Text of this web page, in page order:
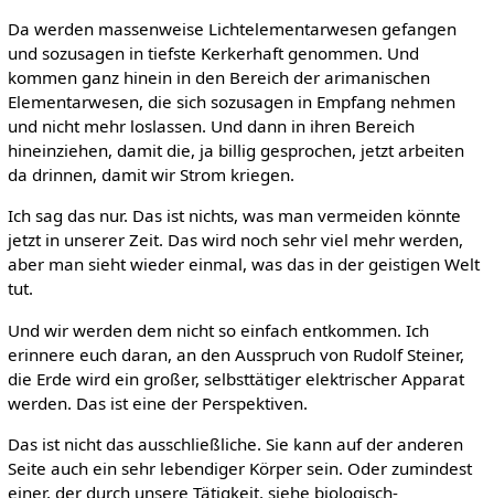
Da werden massenweise Lichtelementarwesen gefangen
und sozusagen in tiefste Kerkerhaft genommen. Und
kommen ganz hinein in den Bereich der arimanischen
Elementarwesen, die sich sozusagen in Empfang nehmen
und nicht mehr loslassen. Und dann in ihren Bereich
hineinziehen, damit die, ja billig gesprochen, jetzt arbeiten
da drinnen, damit wir Strom kriegen.
Ich sag das nur. Das ist nichts, was man vermeiden könnte
jetzt in unserer Zeit. Das wird noch sehr viel mehr werden,
aber man sieht wieder einmal, was das in der geistigen Welt
tut.
Und wir werden dem nicht so einfach entkommen. Ich
erinnere euch daran, an den Ausspruch von Rudolf Steiner,
die Erde wird ein großer, selbsttätiger elektrischer Apparat
werden. Das ist eine der Perspektiven.
Das ist nicht das ausschließliche. Sie kann auf der anderen
Seite auch ein sehr lebendiger Körper sein. Oder zumindest
einer, der durch unsere Tätigkeit, siehe biologisch-